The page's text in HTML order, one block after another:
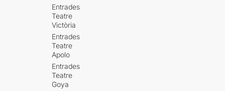
Entrades
Teatre
Victòria
Entrades
Teatre
Apolo
Entrades
Teatre
Goya